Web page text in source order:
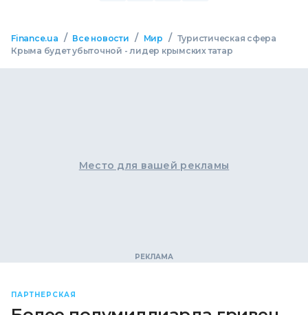
Finance.ua / Все новости / Мир / Туристическая сфера
Крыма будет убыточной - лидер крымских татар
Место для вашей рекламы
ПАРТНЕРСКАЯ